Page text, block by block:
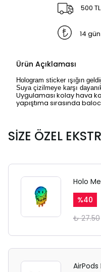
500
14
Ürün Açıklaması
Hologram sticker ışığın
Suya çizilmeye karşı
Uygulaması kolay hava
yapıştıma sırasında
SİZE ÖZEL
Holo
%40
₺ 27.50
AirPods